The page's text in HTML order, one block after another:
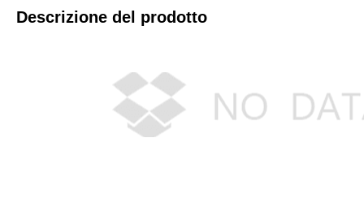
Descrizione del prodotto